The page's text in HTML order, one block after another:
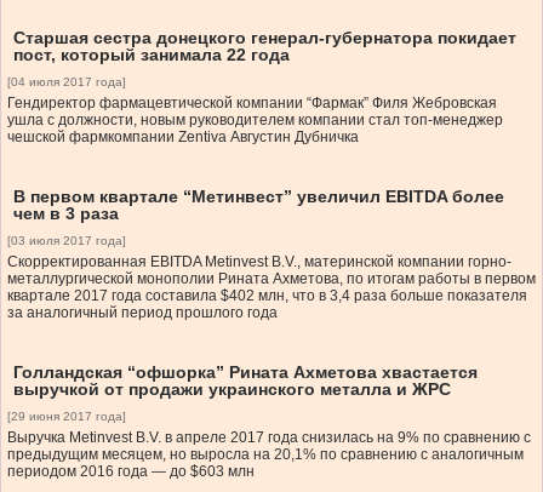
Старшая сестра донецкого генерал-губернатора покидает
пост, который занимала 22 года
[04 июля 2017 года]
Гендиректор фармацевтической компании “Фармак” Филя Жебровская
ушла с должности, новым руководителем компании стал топ-менеджер
чешской фармкомпании Zentiva Августин Дубничка
В первом квартале “Метинвест” увеличил ЕBITDA более
чем в 3 раза
[03 июля 2017 года]
Скорректированная EBITDA Metinvest B.V., материнской компании горно-
металлургической монополии Рината Ахметова, по итогам работы в первом
квартале 2017 года составила $402 млн, что в 3,4 раза больше показателя
за аналогичный период прошлого года
Голландская “офшорка” Рината Ахметова хвастается
выручкой от продажи украинского металла и ЖРС
[29 июня 2017 года]
Выручка Metinvest B.V. в апреле 2017 года снизилась на 9% по сравнению с
предыдущим месяцем, но выросла на 20,1% по сравнению с аналогичным
периодом 2016 года — до $603 млн